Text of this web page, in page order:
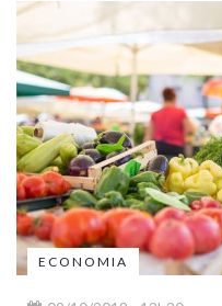
ECONOMIA